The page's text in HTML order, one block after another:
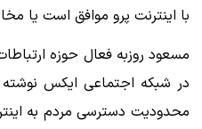
با اینترنت پرو موافق است یا
مسعود روزبه فعال حوزه
در شبکه اجتماعی ایکس
محدودیت دسترسی مردم به